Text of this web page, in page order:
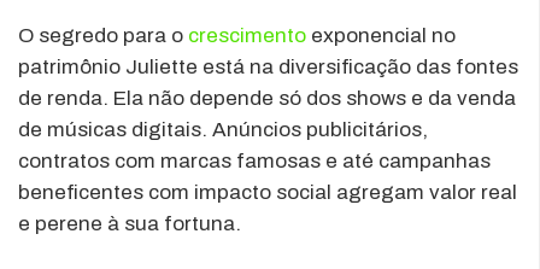
O segredo para o crescimento exponencial no
patrimônio Juliette está na diversificação das fontes
de renda. Ela não depende só dos shows e da venda
de músicas digitais. Anúncios publicitários,
contratos com marcas famosas e até campanhas
beneficentes com impacto social agregam valor real
e perene à sua fortuna.